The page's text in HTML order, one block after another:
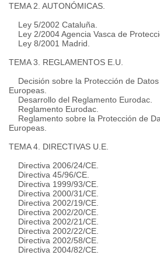
TEMA 2. AUTONÓMICAS.
Ley 5/2002 Cataluña.
Ley 2/2004 Agencia Vasca de
Ley 8/2001 Madrid.
TEMA 3. REGLAMENTOS E.U.
Decisión sobre la Protección de
Europeas.
Desarrollo del Reglamento Eurodac.
Reglamento Eurodac.
Reglamento sobre la Protección de
Europeas.
TEMA 4. DIRECTIVAS U.E.
Directiva 2006/24/CE.
Directiva 45/96/CE.
Directiva 1999/93/CE.
Directiva 2000/31/CE.
Directiva 2002/19/CE.
Directiva 2002/20/CE.
Directiva 2002/21/CE.
Directiva 2002/22/CE.
Directiva 2002/58/CE.
Directiva 2004/82/CE.